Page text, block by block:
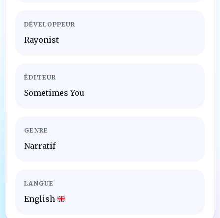
DÉVELOPPEUR
Rayonist
ÉDITEUR
Sometimes You
GENRE
Narratif
LANGUE
English